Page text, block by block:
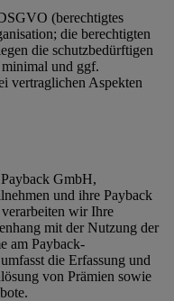
(berechtigtes
die berechtigten
die schutzbedürftigen
und ggf.
vertraglichen Aspekten
GmbH,
und ihre Payback
wir Ihre
mit der Nutzung der
am Payback-
die Erfassung und
von Prämien sowie